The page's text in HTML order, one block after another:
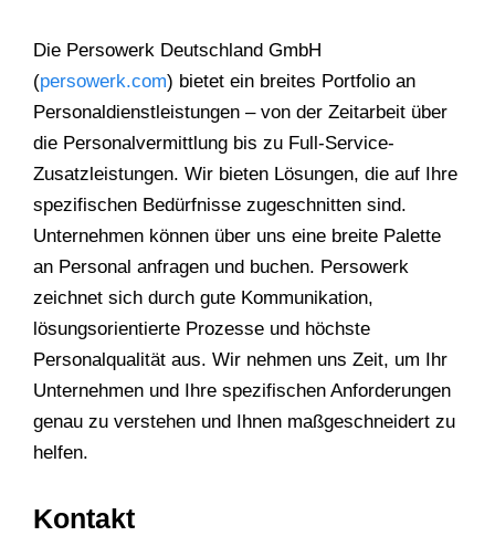
Die Persowerk Deutschland GmbH
(persowerk.com) bietet ein breites Portfolio an
Personaldienstleistungen – von der Zeitarbeit über
die Personalvermittlung bis zu Full-Service-
Zusatzleistungen. Wir bieten Lösungen, die auf Ihre
spezifischen Bedürfnisse zugeschnitten sind.
Unternehmen können über uns eine breite Palette
an Personal anfragen und buchen. Persowerk
zeichnet sich durch gute Kommunikation,
lösungsorientierte Prozesse und höchste
Personalqualität aus. Wir nehmen uns Zeit, um Ihr
Unternehmen und Ihre spezifischen Anforderungen
genau zu verstehen und Ihnen maßgeschneidert zu
helfen.
Kontakt